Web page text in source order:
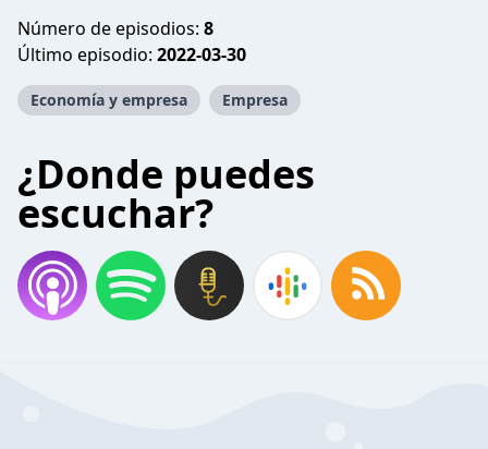
Número de episodios: 8
Último episodio: 2022-03-30
Economía y empresa Empresa
¿Donde puedes
escuchar?